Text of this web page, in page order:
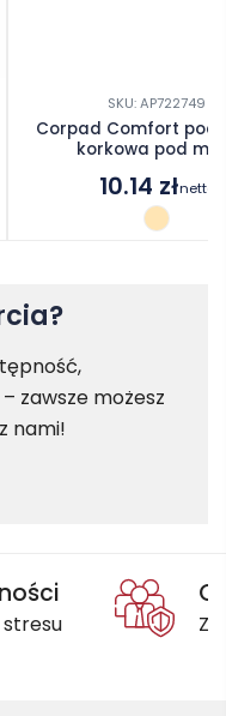
SKU: AP722749
Corpad Comfort
korkowa pod
10.14 złnetto
zawsze możesz
nami!
stresu